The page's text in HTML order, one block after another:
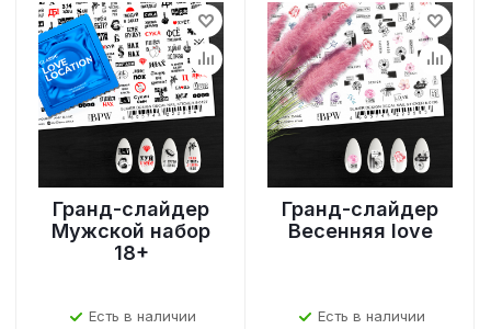
Гранд-слайдер
Мужской набор
18+
Есть в наличии
Гранд-слайдер
Весенняя love
Есть в наличии